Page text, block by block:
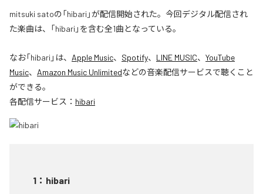
mitsuki satoの「hibari」が配信開始された。今回デジタル配信され
た楽曲は、「hibari」を含む全1曲となっている。
なお「hibari 」は、 Apple Music、 Spotify、 LINE MUSIC、 YouTube
Music、 Amazon Music Unlimitedなどの音楽配信サービスで聴くこと
ができる。
各配信サービス： hibari
1 ： hibari